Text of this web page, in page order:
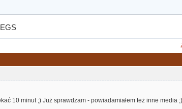
10 minut ;) Już sprawdzam - powiadamiałem też inne media ;)